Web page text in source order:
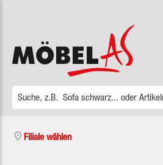
Filiale wählen